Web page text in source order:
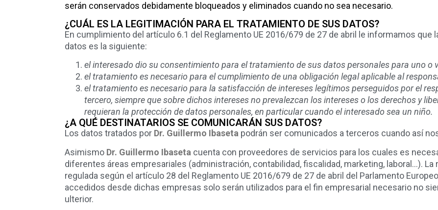
serán conservados debidamente bloqueados y eliminados cuando no sea necesario.
¿CUÁL ES LA LEGITIMACIÓN PARA EL TRATAMIENTO DE SUS DATOS?
En cumplimiento del artículo 6.1 del Reglamento UE 2016/679 de 27 de abril le informamos
datos es la siguiente:
el interesado dio su consentimiento para el tratamiento de sus datos personales para uno o
el tratamiento es necesario para el cumplimiento de una obligación legal aplicable al
el tratamiento es necesario para la satisfacción de intereses legítimos perseguidos por el
tercero, siempre que sobre dichos intereses no prevalezcan los intereses o los derechos y
requieran la protección de datos personales, en particular cuando el interesado sea un niño.
¿A QUÉ DESTINATARIOS SE COMUNICARÁN SUS DATOS?
Los datos tratados por Dr. Guillermo Ibaseta podrán ser comunicados a terceros cuando así
Asimismo Dr. Guillermo Ibaseta cuenta con proveedores de servicios para los cuales es
diferentes áreas empresariales (administración, contabilidad, fiscalidad, marketing, laboral…).
regulada según el artículo 28 del Reglamento UE 2016/679 de 27 de abril del Parlamento
accedidos desde dichas empresas solo serán utilizados para el fin empresarial necesario no
ulterior.